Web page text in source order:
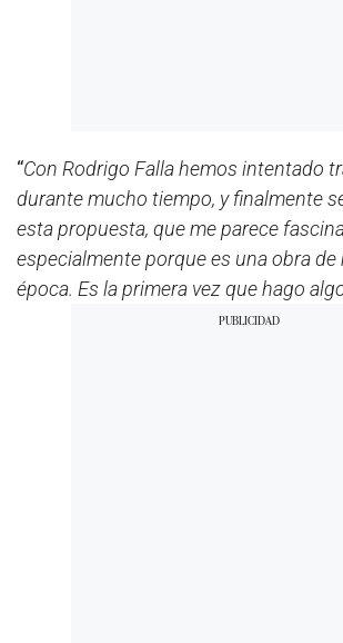
“Con Rodrigo Falla hemos intentado
durante mucho tiempo, y finalmente
esta propuesta, que me parece
especialmente porque es una obra
época. Es la primera vez que hago